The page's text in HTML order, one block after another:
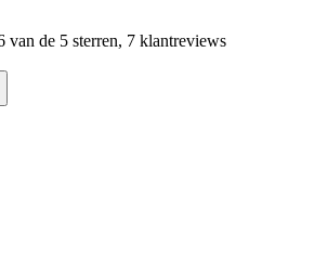
van de 5 sterren, 7 klantreviews